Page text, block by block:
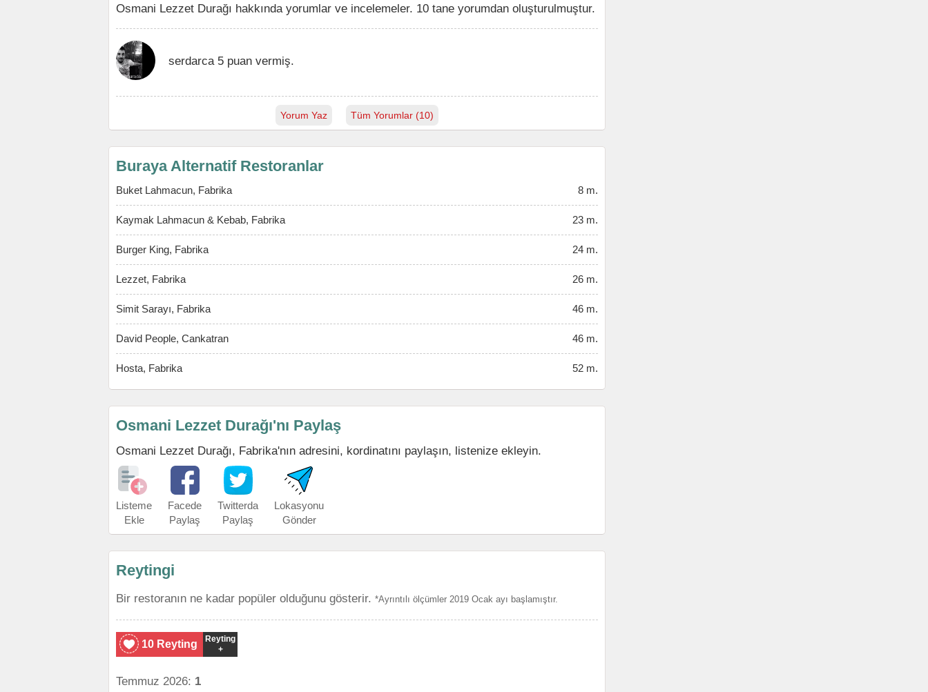
Osmani Lezzet Durağı hakkında yorumlar ve incelemeler. 10 tane yorumdan oluşturulmuştur.
serdarca 5 puan vermiş.
Yorum Yaz Tüm Yorumlar (10)
Buraya Alternatif Restoranlar
Buket Lahmacun, Fabrika 8 m.
Kaymak Lahmacun & Kebab, Fabrika 23 m.
Burger King, Fabrika 24 m.
Lezzet, Fabrika 26 m.
Simit Sarayı, Fabrika 46 m.
David People, Cankatran 46 m.
Hosta, Fabrika 52 m.
Osmani Lezzet Durağı'nı Paylaş
Osmani Lezzet Durağı, Fabrika'nın adresini, kordinatını paylaşın, listenize ekleyin.
Listeme
Ekle
Facede
Paylaş
Twitterda
Paylaş
Lokasyonu
Gönder
Reytingi
Bir restoranın ne kadar popüler olduğunu gösterir. *Ayrıntılı ölçümler 2019 Ocak ayı başlamıştır.
10 Reyting
Reyting
+
Temmuz 2026: 1